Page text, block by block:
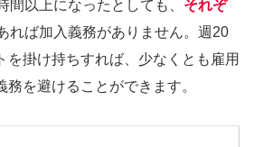
間以上になったとしても、 それぞ
れば加入義務がありません。週20
を掛け持ちすれば、少なくとも雇用
を避けることができます。